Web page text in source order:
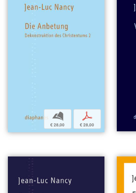
b
€ 28,00
p
€ 28,00